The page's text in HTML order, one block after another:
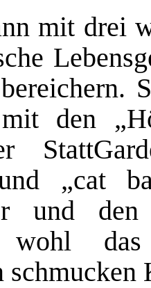
mit drei
den
„cat
und
wohl
schmucken